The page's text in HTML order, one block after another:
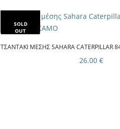
SOLD
OUT
26.00 €